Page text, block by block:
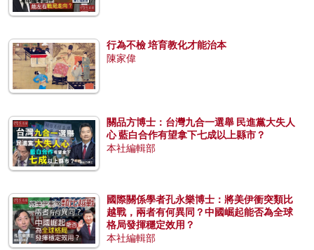
行為不檢 培育教化才能治本
陳家偉
關品方博士：台灣九合一選舉 民進黨大失人
心 藍白合作有望拿下七成以上縣市？
本社編輯部
國際關係學者孔永樂博士：將美伊衝突類比
越戰，兩者有何異同？中國崛起能否為全球
格局發揮穩定效用？
本社編輯部